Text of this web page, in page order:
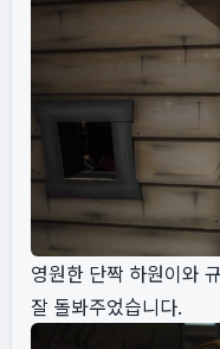
영원한 단짝 하원이와
잘 돌봐주었습니다.